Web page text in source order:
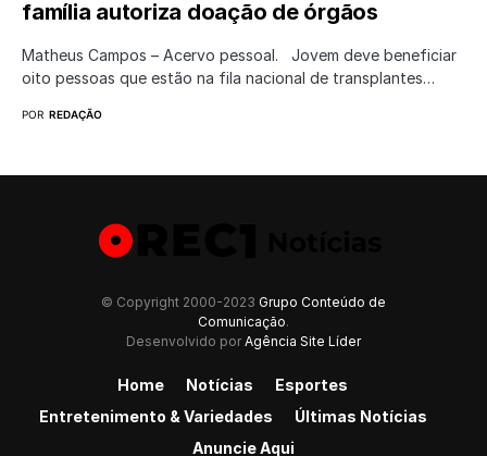
família autoriza doação de órgãos
Matheus Campos – Acervo pessoal. Jovem deve beneficiar
oito pessoas que estão na fila nacional de transplantes…
POR REDAÇÃO
© Copyright 2000-2023 Grupo Conteúdo de
Comunicação.
Desenvolvido por Agência Site Líder
Home Notícias
Esportes
Entretenimento & Variedades
Últimas Notícias
Anuncie Aqui